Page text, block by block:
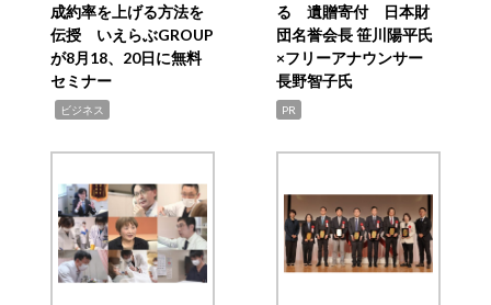
成約率を上げる方法を
伝授 いえらぶGROUP
が8月18、20日に無料
セミナー
ビジネス
る 遺贈寄付 日本財
団名誉会長 笹川陽平氏
×フリーアナウンサー
長野智子氏
PR